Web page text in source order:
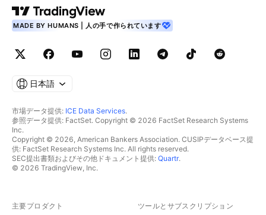
MADE BY HUMANS | 人の手で作られています
日本語
市場データ提供: ICE Data Services.
参照データ提供: FactSet. Copyright © 2026 FactSet Research Systems
Inc.
Copyright © 2026, American Bankers Association. CUSIPデータベース提
供: FactSet Research Systems Inc. All rights reserved.
SEC提出書類およびその他ドキュメント提供: Quartr.
© 2026 TradingView, Inc.
主要プロダクト ツールとサブスクリプション